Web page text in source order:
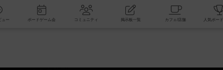
新着レビュー ボードゲーム会 コミュニティ 掲示板一覧 カフ